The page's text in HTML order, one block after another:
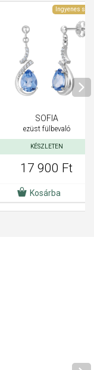
Ingyenes
SOFIA
ezüst fülbevaló
KÉSZLETEN
17 900 Ft
Kosárba